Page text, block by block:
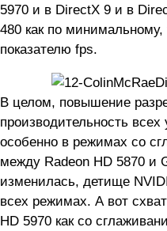
5970 и в DirectX 9 и в
480 как по
показателю fps.
В целом, повышение
производительность всех
особенно в режимах со
между Radeon HD 5870 и
изменилась, детище
всех режимах. А вот
HD 5970 как со